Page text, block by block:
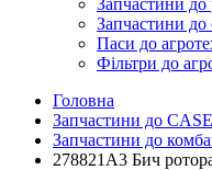
Запчастини до
Запчастини до
Паси до
Фільтри до
Головна
Запчастини до
Запчастини до
278821A3 Бич